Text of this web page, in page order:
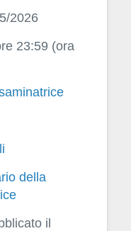
2026
23:59 (ora
della
il